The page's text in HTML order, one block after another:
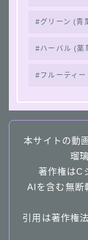
グリーン (青
ハーバル (薬
フルーティ
本サイトの動
瑠
著作権はC
AIを含む無断
引用は著作権